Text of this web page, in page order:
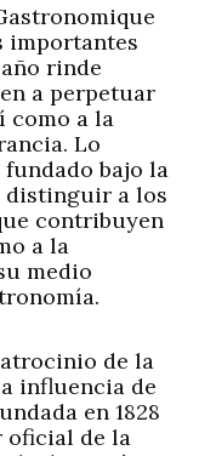
importantes
rinde
a perpetuar
como a la
Lo
bajo la
distinguir a los
contribuyen
a la
medio
de la
influencia de
en 1828
oficial de la